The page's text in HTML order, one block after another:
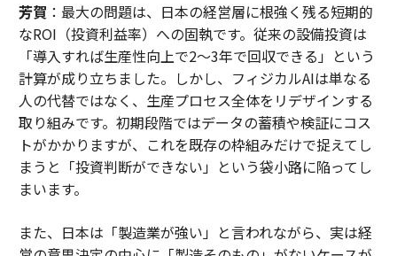
芳賀 ：最大の問題は、日本の経営層に根強く残る短期的
なROI（投資利益率）への固執です。従来の設備投資は
「導入すれば生産性向上で2〜3年で回収できる」という
計算が成り立ちました。しかし、フィジカルAIは単なる
人の代替ではなく、生産プロセス全体をリデザインする
取り組みです。初期段階ではデータの蓄積や検証にコス
トがかかりますが、これを既存の枠組みだけで捉えてし
まうと「投資判断ができない」という袋小路に陥ってし
まいます。
また、日本は「製造業が強い」と言われながら、実は経